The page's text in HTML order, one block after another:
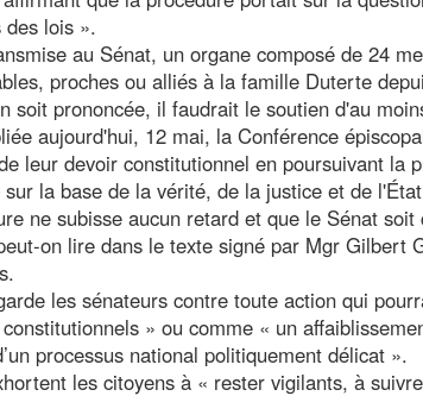
des lois ».
au Sénat, un organe composé de 24
proches ou alliés à la famille Duterte
soit prononcée, il faudrait le soutien d'au
aujourd'hui, 12 mai, la Conférence
leur devoir constitutionnel en poursuivant la
la base de la vérité, de la justice et de
ne subisse aucun retard et que le Sénat
on lire dans le texte signé par Mgr Gilbert
les sénateurs contre toute action qui
» ou comme « un
processus national politiquement délicat ».
les citoyens à « rester vigilants, à